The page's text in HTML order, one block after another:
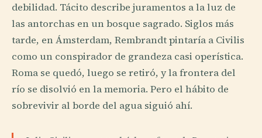
debilidad. Tácito describe juramentos a la luz de
las antorchas en un bosque sagrado. Siglos más
tarde, en Ámsterdam, Rembrandt pintaría a Civilis
como un conspirador de grandeza casi operística.
Roma se quedó, luego se retiró, y la frontera del
río se disolvió en la memoria. Pero el hábito de
sobrevivir al borde del agua siguió ahí.